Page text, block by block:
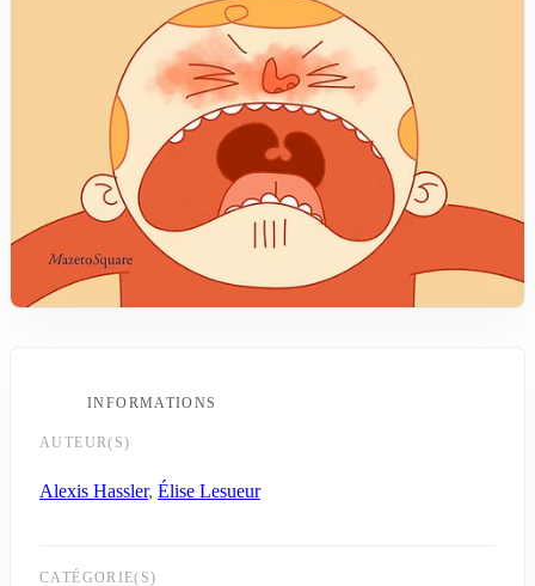
INFORMATIONS
AUTEUR(S)
Alexis Hassler, Élise Lesueur
CATÉGORIE(S)